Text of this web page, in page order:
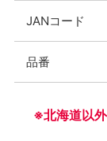
JANコード
品番
※北海道以